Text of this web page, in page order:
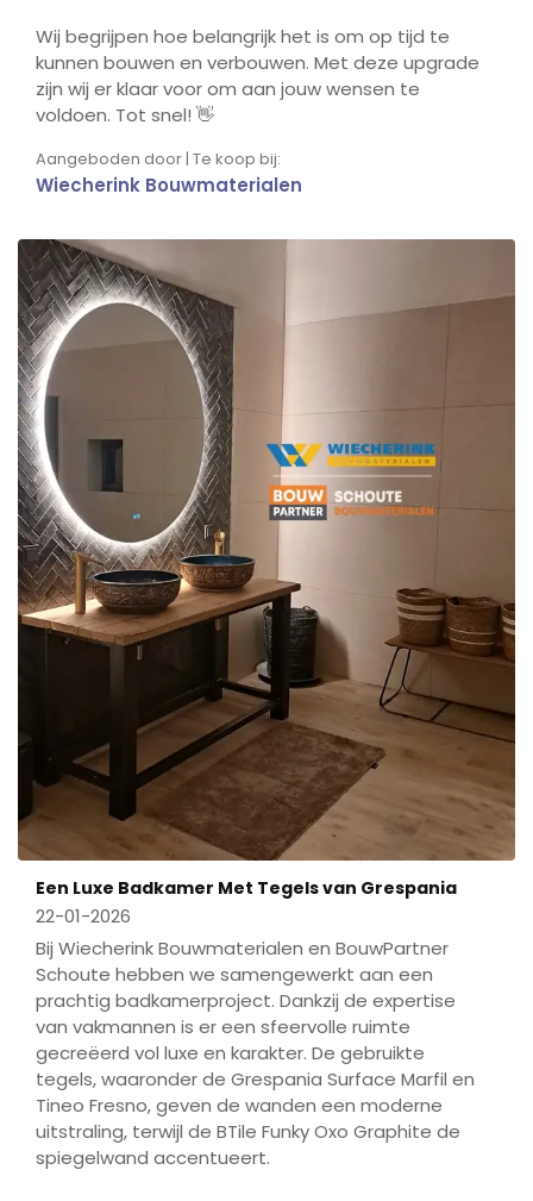
Wij begrijpen hoe belangrijk het is om op tijd te
kunnen bouwen en verbouwen. Met deze upgrade
zijn wij er klaar voor om aan jouw wensen te
voldoen. Tot snel! 👋
Aangeboden door | Te koop bij:
Wiecherink Bouwmaterialen
Een Luxe Badkamer Met Tegels van Grespania
22-01-2026
Bij Wiecherink Bouwmaterialen en BouwPartner
Schoute hebben we samengewerkt aan een
prachtig badkamerproject. Dankzij de expertise
van vakmannen is er een sfeervolle ruimte
gecreëerd vol luxe en karakter. De gebruikte
tegels, waaronder de Grespania Surface Marfil en
Tineo Fresno, geven de wanden een moderne
uitstraling, terwijl de BTile Funky Oxo Graphite de
spiegelwand accentueert.